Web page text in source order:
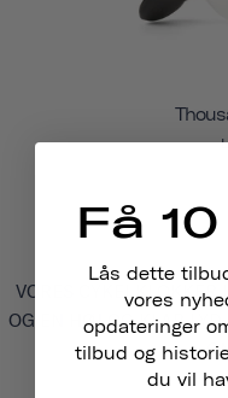
VORES CYKELKLOKKER
OG EN HØJ OG KLAR
Få
Lås dette
vores
opdateringer
tilbud og
du vil